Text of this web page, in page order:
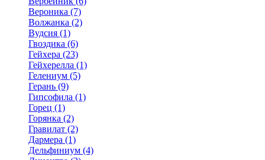
Вероника (7)
Волжанка (2)
Вудсия (1)
Гвоздика (6)
Гейхера (23)
Гейхерелла (1)
Гелениум (5)
Герань (9)
Гипсофила (1)
Горец (1)
Горянка (2)
Гравилат (2)
Дармера (1)
Дельфиниум (4)